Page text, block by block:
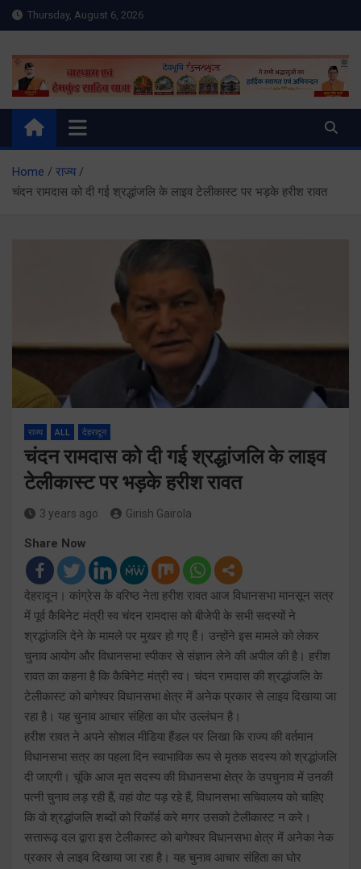
Skip
to
Thursday, August 6, 2026
Meru Raibar | Uttarakhand
News | Uttarkashi News
meruraibar.com
Home
राज्य
चंदन रामदास को दी गई श्रद्धांजलि के लाइव टेलीकास्ट पर भड़के हरीश रावत
राज्य ALL देहरादून
चंदन रामदास को दी गई श्रद्धांजलि के लाइव
टेलीकास्ट पर भड़के हरीश रावत
3 years ago Girish Gairola
Share Now
देहरादून। कांग्रेस के वरिष्ठ नेता हरीश रावत आज विधानसभा मानसून सत्र
में पूर्व कैबिनेट मंत्री स्व चंदन रामदास को बीजेपी के सभी सदस्यों ने
श्रद्धांजलि देने के मामले पर मुखर हो गए हैं। उन्होंने इस मामले को लेकर
चुनाव आयोग और विधानसभा स्पीकर से संज्ञान लेने की अपील की है। हरीश
रावत का कहना है कि कैबिनेट मंत्री स्व। चंदन रामदास की श्रद्धांजलि के
टेलीकास्ट को बागेश्वर विधानसभा क्षेत्र में अनेक प्रकार से लाइव दिखाया जा
रहा है। यह चुनाव आचार संहिता का घोर उल्लंघन है।
हरीश रावत ने अपने सोशल मीडिया हैंडल पर लिखा कि राज्य की वर्तमान
विधानसभा सत्र का पहला दिन स्वाभाविक रूप से मृतक सदस्य को श्रद्धांजलि
दी जाएगी। चूंकि आज मृत सदस्य की विधानसभा क्षेत्र के उपचुनाव में उनकी
पत्नी चुनाव लड़ रही हैं, वहां वोट पड़ रहे हैं, विधानसभा सचिवालय को चाहिए
कि वो श्रद्धांजलि शब्दों को रिकॉर्ड करे मगर उसको टेलीकास्ट न करे।
सत्तारूढ़ दल द्वारा इस टेलीकास्ट को बागेश्वर विधानसभा क्षेत्र में अनेका नेक
प्रकार से लाइव दिखाया जा रहा है। यह चुनाव आचार संहिता का घोर